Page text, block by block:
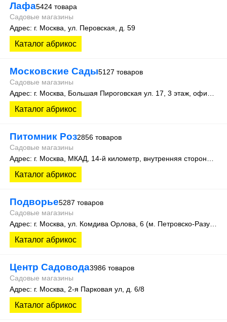
Лафа5424 товара
Садовые магазины
Адрес: г. Москва, ул. Перовская, д. 59
Каталог абрикос
Московские Сады5127 товаров
Садовые магазины
Каталог абрикос
Питомник Роз2856 товаров
Садовые магазины
Каталог абрикос
Подворье5287 товаров
Садовые магазины
Каталог абрикос
Центр Садовода3986 товаров
Садовые магазины
Адрес: г. Москва, 2-я Парковая ул, д. 6/8
Каталог абрикос